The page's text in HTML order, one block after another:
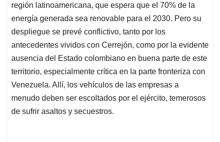
región latinoamericana, que espera que el 70% de la
energía generada sea renovable para el 2030. Pero su
despliegue se prevé conflictivo, tanto por los
antecedentes vividos con Cerrejón, como por la evidente
ausencia del Estado colombiano en buena parte de este
territorio, especialmente crítica en la parte fronteriza con
Venezuela. Allí, los vehículos de las empresas a
menudo deben ser escoltados por el ejército, temerosos
de sufrir asaltos y secuestros.